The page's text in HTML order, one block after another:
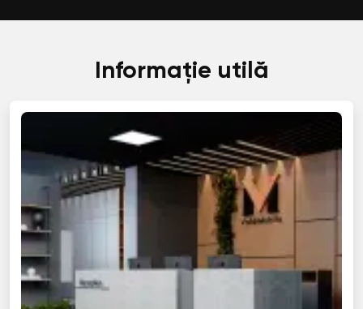
Informație utilă